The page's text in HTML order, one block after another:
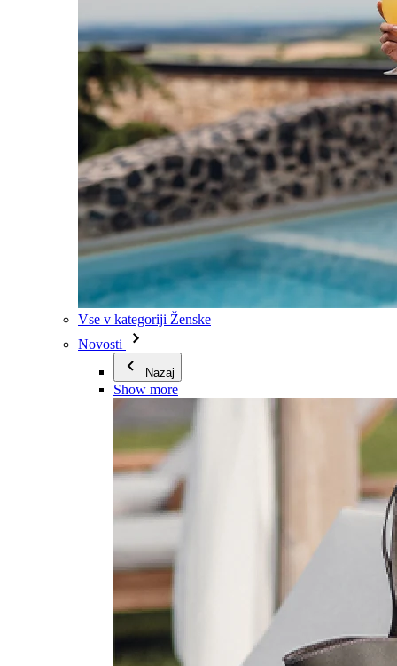
Vse v kategoriji Ženske
Novosti
Nazaj
Show more